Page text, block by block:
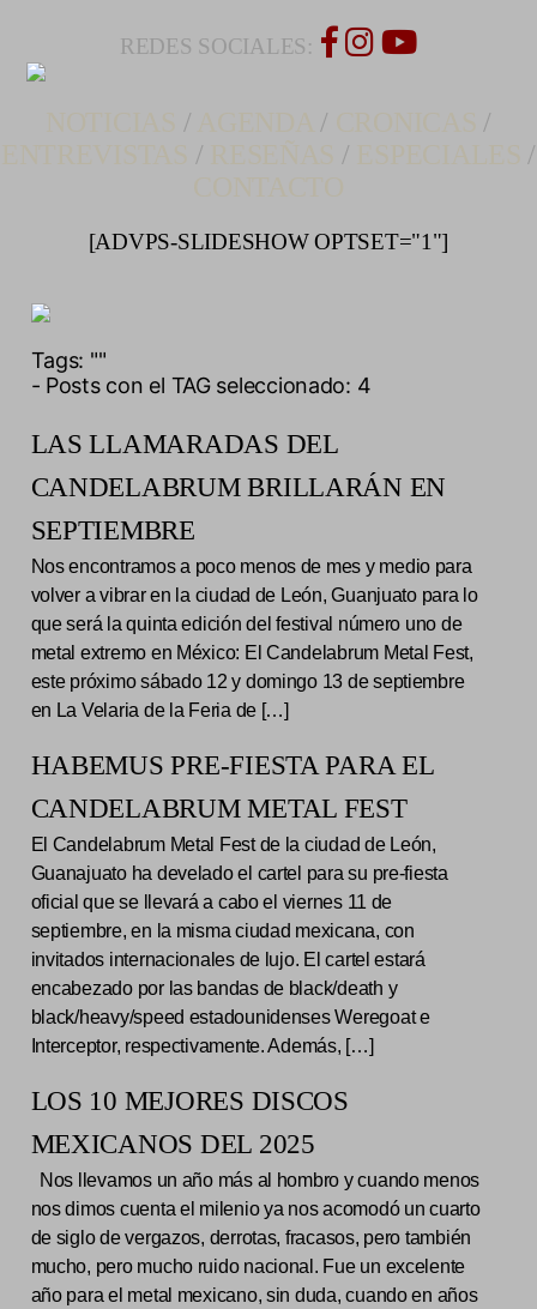
REDES SOCIALES:
/ /
/
/ /
/
[ADVPS-SLIDESHOW OPTSET="1"]
Tags: ""
- Posts con el TAG seleccionado: 4
LAS LLAMARADAS DEL
CANDELABRUM BRILLARÁN EN
SEPTIEMBRE
Nos encontramos a poco menos de mes y medio para
volver a vibrar en la ciudad de León, Guanjuato para lo
que será la quinta edición del festival número uno de
metal extremo en México: El Candelabrum Metal Fest,
este próximo sábado 12 y domingo 13 de septiembre
en La Velaria de la Feria de […]
HABEMUS PRE-FIESTA PARA EL
CANDELABRUM METAL FEST
El Candelabrum Metal Fest de la ciudad de León,
Guanajuato ha develado el cartel para su pre-fiesta
oficial que se llevará a cabo el viernes 11 de
septiembre, en la misma ciudad mexicana, con
invitados internacionales de lujo. El cartel estará
encabezado por las bandas de black/death y
black/heavy/speed estadounidenses Weregoat e
Interceptor, respectivamente. Además, […]
LOS 10 MEJORES DISCOS
MEXICANOS DEL 2025
Nos llevamos un año más al hombro y cuando menos
nos dimos cuenta el milenio ya nos acomodó un cuarto
de siglo de vergazos, derrotas, fracasos, pero también
mucho, pero mucho ruido nacional. Fue un excelente
año para el metal mexicano, sin duda, cuando en años